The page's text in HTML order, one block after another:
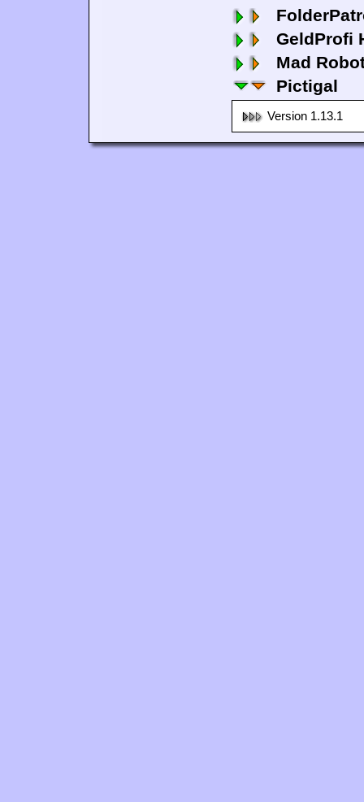
GeldProfi
Mad
Pictigal
Version 1.13.1